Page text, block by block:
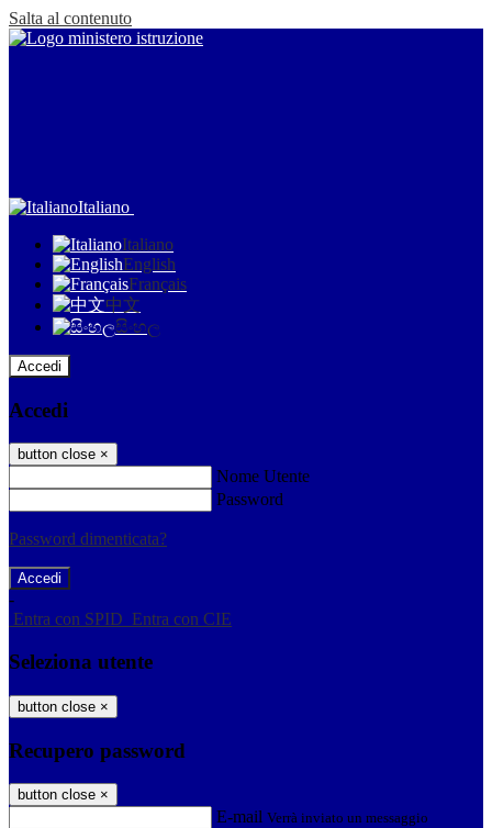
Salta al contenuto
Italiano
Italiano
English
Français
中文
සිංහල
Accedi
Accedi
button close ×
Nome Utente
Password
Password dimenticata?
-
Entra con SPID Entra con CIE
Seleziona utente
button close ×
Recupero password
button close ×
E-mail Verrà inviato un messaggio